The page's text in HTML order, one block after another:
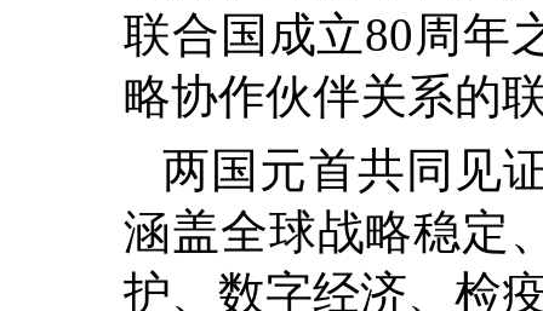
联合国成立80周年
略协作伙伴关系的
两国元首共同见
涵盖全球战略稳定
护、数字经济、检